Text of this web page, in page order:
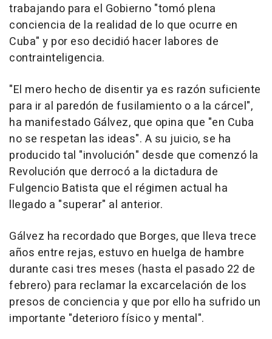
trabajando para el Gobierno "tomó plena
conciencia de la realidad de lo que ocurre en
Cuba" y por eso decidió hacer labores de
contrainteligencia.
"El mero hecho de disentir ya es razón suficiente
para ir al paredón de fusilamiento o a la cárcel",
ha manifestado Gálvez, que opina que "en Cuba
no se respetan las ideas". A su juicio, se ha
producido tal "involución" desde que comenzó la
Revolución que derrocó a la dictadura de
Fulgencio Batista que el régimen actual ha
llegado a "superar" al anterior.
Gálvez ha recordado que Borges, que lleva trece
años entre rejas, estuvo en huelga de hambre
durante casi tres meses (hasta el pasado 22 de
febrero) para reclamar la excarcelación de los
presos de conciencia y que por ello ha sufrido un
importante "deterioro físico y mental".